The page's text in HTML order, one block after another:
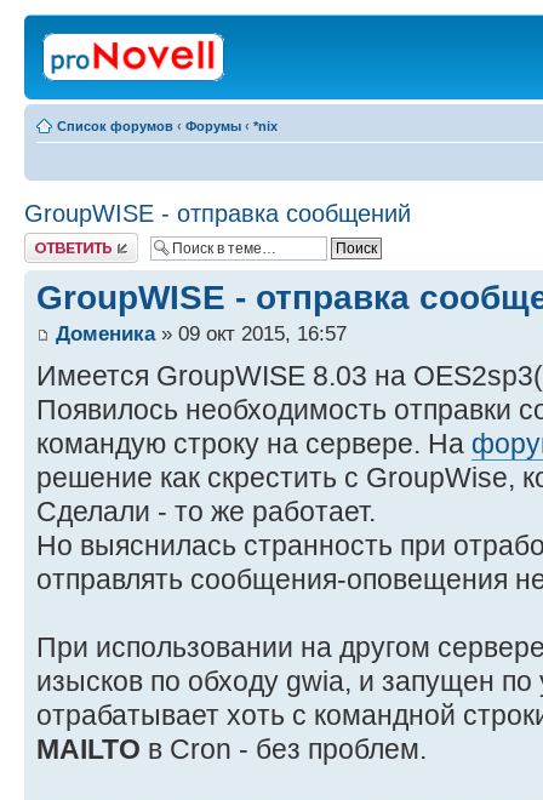
Список форумов ‹ Форумы ‹ *nix
GroupWISE - отправка сообщений
Ответить
GroupWISE - отправка
Доменика» 09 окт 2015, 16:57
Имеется GroupWISE 8.03 на
Появилось необходимость отправки
командую строку на сервере. На
решение как скрестить с GroupWise,
Сделали - то же работает.
Но выяснилась странность при
отправлять сообщения-оповещения
При использовании на другом
изысков по обходу gwia, и запущен
отрабатывает хоть с командной
MAILTO в Cron - без проблем.